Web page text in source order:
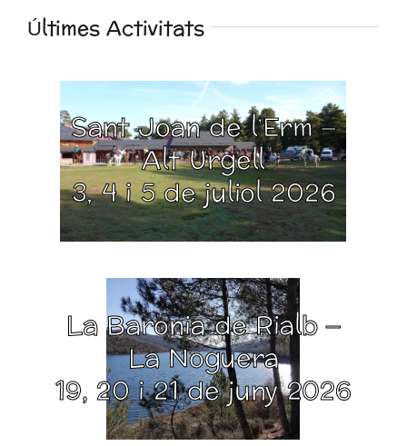
Últimes Activitats
Sant Joan de l’Erm –
Alt Urgell
3, 4 i 5 de juliol 2026
La Baronia de Rialb –
La Noguera
19, 20 i 21 de juny 2026